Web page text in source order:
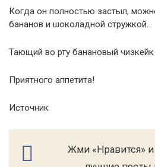
Когда он полностью застыл,
бананов и шоколадной стружкой.
Тающий во рту банановый
Приятного аппетита!
Источник
Жми «Нравится» и